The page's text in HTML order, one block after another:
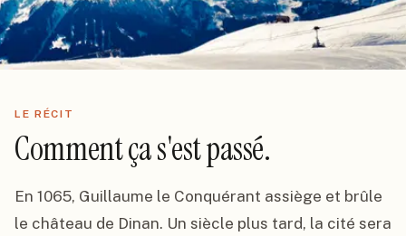
LE RÉCIT
Comment ça s'est passé.
En 1065, Guillaume le Conquérant assiège et brûle
le château de Dinan. Un siècle plus tard, la cité sera